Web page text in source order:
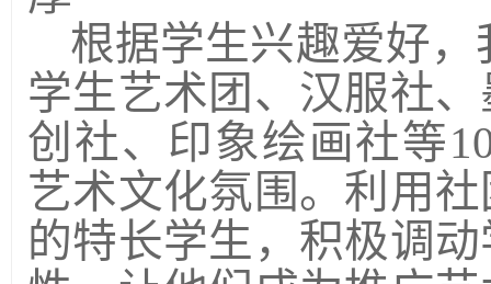
根据学生兴趣爱好，
学生艺术团、汉服社
创社、印象绘画社等
艺术文化氛围。利用
的特长学生，积极调